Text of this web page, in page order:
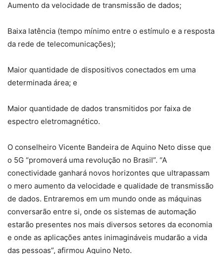
Aumento da velocidade de transmissão de dados;
Baixa latência (tempo mínimo entre o estímulo e a resposta
da rede de telecomunicações);
Maior quantidade de dispositivos conectados em uma
determinada área; e
Maior quantidade de dados transmitidos por faixa de
espectro eletromagnético.
O conselheiro Vicente Bandeira de Aquino Neto disse que
o 5G “promoverá uma revolução no Brasil”. “A
conectividade ganhará novos horizontes que ultrapassam
o mero aumento da velocidade e qualidade de transmissão
de dados. Entraremos em um mundo onde as máquinas
conversarão entre si, onde os sistemas de automação
estarão presentes nos mais diversos setores da economia
e onde as aplicações antes inimagináveis mudarão a vida
das pessoas”, afirmou Aquino Neto.